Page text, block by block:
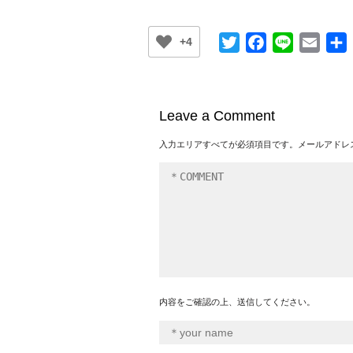
+4 TwitterFacebook
Line Email
Leave a Comment
入力エリアすべてが必須項目です。メールアドレ
内容をご確認の上、送信してください。